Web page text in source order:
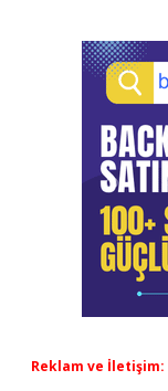
Reklam ve İletişim: